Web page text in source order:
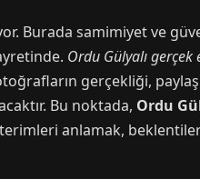
Burada samimiyet ve
Ordu Gülyalı gerçek
gerçekliği,
Bu noktada, Ordu
anlamak,